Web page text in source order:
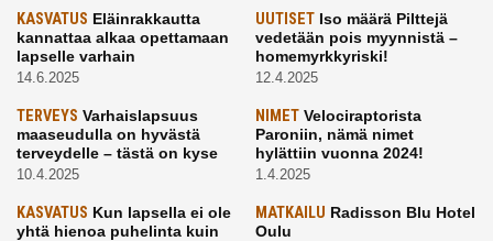
KASVATUS Eläinrakkautta
kannattaa alkaa opettamaan
lapselle varhain
14.6.2025
UUTISETIso määrä Pilttejä
vedetään pois myynnistä –
homemyrkkyriski!
12.4.2025
TERVEYS Varhaislapsuus
maaseudulla on hyvästä
terveydelle – tästä on kyse
10.4.2025
NIMETVelociraptorista
Paroniin, nämä nimet
hylättiin vuonna 2024!
1.4.2025
KASVATUS Kun lapsella ei ole
yhtä hienoa puhelinta kuin
MATKAILU Radisson Blu Hotel
Oulu